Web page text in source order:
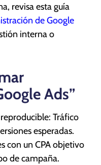
revisa esta guía
de Google
interna o
Ads”
Tráfico
esperadas.
con un CPA objetivo
de campaña.